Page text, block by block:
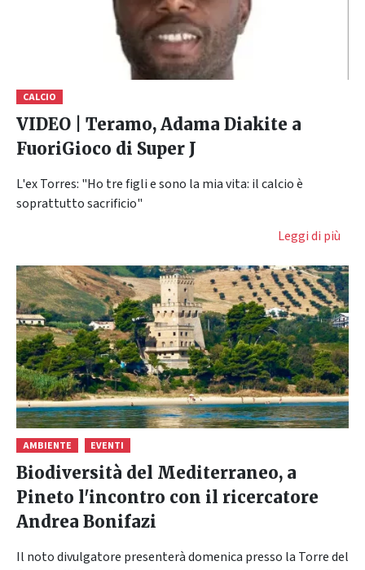
CALCIO
VIDEO | Teramo, Adama Diakite a
FuoriGioco di Super J
L'ex Torres: "Ho tre figli e sono la mia vita: il calcio è
soprattutto sacrificio"
Leggi di più
AMBIENTE EVENTI
Biodiversità del Mediterraneo, a
Pineto l'incontro con il ricercatore
Andrea Bonifazi
Il noto divulgatore presenterà domenica presso la Torre del